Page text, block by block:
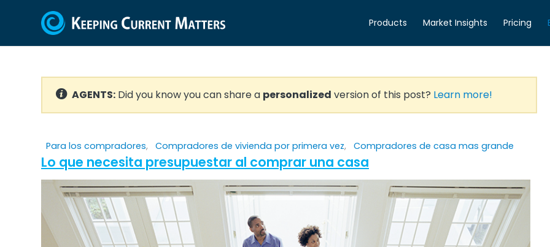
Products Market Insights Pricing
AGENTS: Did you know you can share a personalized version of this post? Learn more!
Para los compradores, Compradores de vivienda por primera vez, Compradores de casa mas grande
Lo que necesita presupuestar al comprar una casa